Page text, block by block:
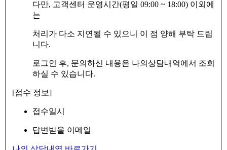
다만, 고객센터 운영시간(평일 09:00 ~ 18:00) 이외에
는
처리가 다소 지연될 수 있으니 이 점 양해 부탁 드립
니다.
로그인 후, 문의하신 내용은 나의상담내역에서 조회
하실 수 있습니다.
[접수 정보]
접수일시
답변받을 이메일